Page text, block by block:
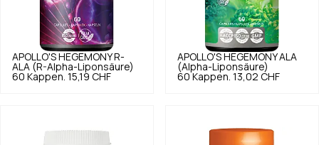
APOLLO'S HEGEMONY R-
ALA (R-Alpha-Liponsäure)
60 Kappen. 15,19 CHF
APOLLO'S HEGEMONY ALA
(Alpha-Liponsäure)
60 Kappen. 13,02 CHF